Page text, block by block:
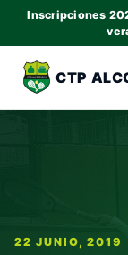
Inscripciones
CTP
22 JUNIO, 2019